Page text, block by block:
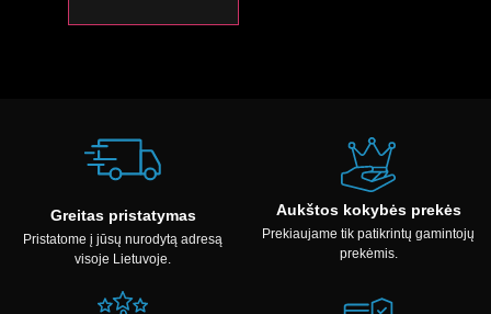
Greitas pristatymas
Pristatome į jūsų nurodytą adresą
visoje Lietuvoje.
Aukštos kokybės prekės
Prekiaujame tik patikrintų gamintojų
prekėmis.